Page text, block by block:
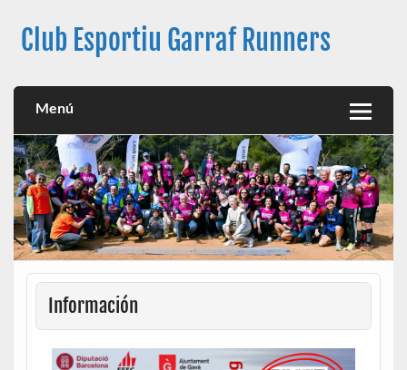
Club Esportiu Garraf Runners
Menú
Información